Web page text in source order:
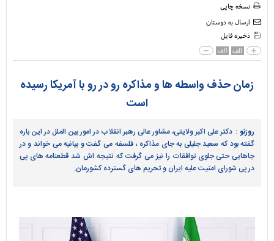
نسخه چاپی
ارسال به دوستان
ذخیره فایل
الف الف
زمان حذف واسطه ها و مذاکره رو در رو با آمریکا رسیده
است
روزنو : دکتر علی اکبر ولایتی، مشاور عالی رهبر انقلاب در امور بین الملل در این باره
گفته بود که سعید جلیلی به جای مذاکره ، فلسفه می گفت و بیانیه می خواند و در
جاهایی حتی جلوی توافقات را نیز می گرفت که نتیجه اش شد قطعنامه های پی
در پی شورای امنیت علیه ایران و تحریم های گسترده کشورمان.